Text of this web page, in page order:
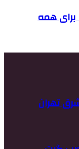
برای همه
تهران